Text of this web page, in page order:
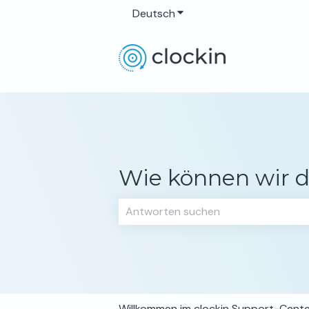
DeutschUntermenü für
Wie können wir